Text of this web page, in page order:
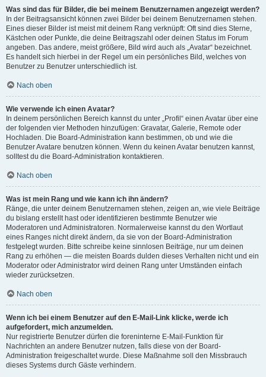
Was sind das für Bilder, die bei meinem Benutzernamen angezeigt werden?
In der Beitragsansicht können zwei Bilder bei deinem Benutzernamen stehen.
Eines dieser Bilder ist meist mit deinem Rang verknüpft: Oft sind dies Sterne,
Kästchen oder Punkte, die deine Beitragszahl oder deinen Status im Forum
angeben. Das andere, meist größere, Bild wird auch als „Avatar“ bezeichnet.
Es handelt sich hierbei in der Regel um ein persönliches Bild, welches von
Benutzer zu Benutzer unterschiedlich ist.
Nach oben
Wie verwende ich einen Avatar?
In deinem persönlichen Bereich kannst du unter „Profil“ einen Avatar über eine
der folgenden vier Methoden hinzufügen: Gravatar, Galerie, Remote oder
Hochladen. Die Board-Administration kann bestimmen, ob und wie die
Benutzer Avatare benutzen können. Wenn du keinen Avatar benutzen kannst,
solltest du die Board-Administration kontaktieren.
Nach oben
Was ist mein Rang und wie kann ich ihn ändern?
Ränge, die unter deinem Benutzernamen stehen, zeigen an, wie viele Beiträge
du bislang erstellt hast oder identifizieren bestimmte Benutzer wie
Moderatoren und Administratoren. Normalerweise kannst du den Wortlaut
eines Ranges nicht direkt ändern, da sie von der Board-Administration
festgelegt wurden. Bitte schreibe keine sinnlosen Beiträge, nur um deinen
Rang zu erhöhen — die meisten Boards dulden dieses Verhalten nicht und ein
Moderator oder Administrator wird deinen Rang unter Umständen einfach
wieder zurücksetzen.
Nach oben
Wenn ich bei einem Benutzer auf den E-Mail-Link klicke, werde ich
aufgefordert, mich anzumelden.
Nur registrierte Benutzer dürfen die foreninterne E-Mail-Funktion für
Nachrichten an andere Benutzer nutzen, falls diese von der Board-
Administration freigeschaltet wurde. Diese Maßnahme soll den Missbrauch
dieses Systems durch Gäste verhindern.